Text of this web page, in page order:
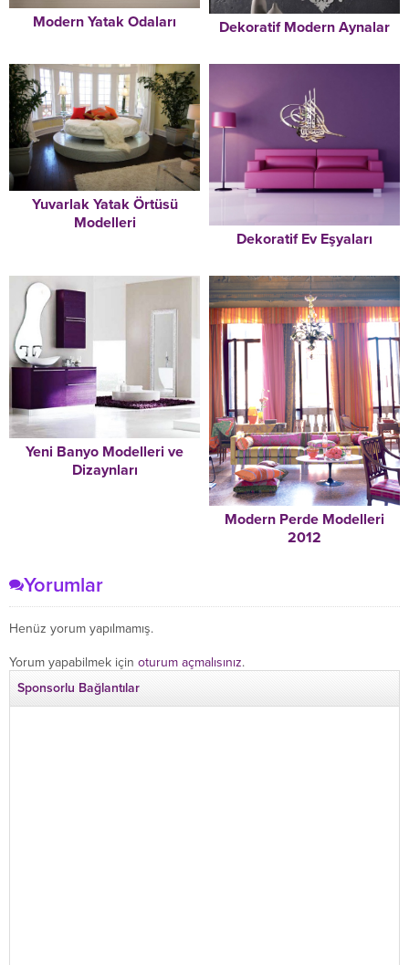
Modern Yatak Odaları Dekoratif Modern Aynalar
Yuvarlak Yatak Örtüsü
Modelleri
Dekoratif Ev Eşyaları
Yeni Banyo Modelleri ve
Dizaynları
Modern Perde Modelleri
2012
Yorumlar
Henüz yorum yapılmamış.
Yorum yapabilmek için oturum açmalısınız.
Sponsorlu Bağlantılar